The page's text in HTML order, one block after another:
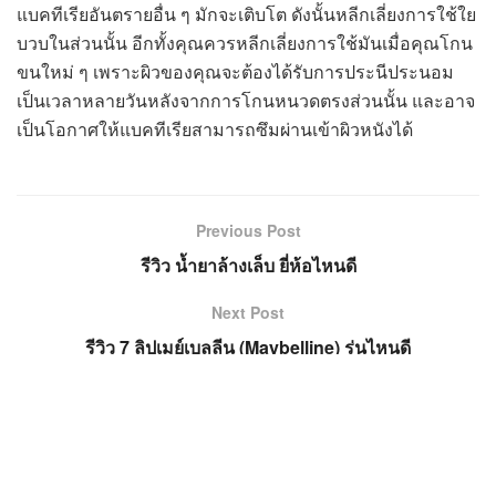
แบคทีเรียอันตรายอื่น ๆ มักจะเติบโต ดังนั้นหลีกเลี่ยงการใช้ใย
บวบในส่วนนั้น อีกทั้งคุณควรหลีกเลี่ยงการใช้มันเมื่อคุณโกน
ขนใหม่ ๆ เพราะผิวของคุณจะต้องได้รับการประนีประนอม
เป็นเวลาหลายวันหลังจากการโกนหนวดตรงส่วนนั้น และอาจ
เป็นโอกาศให้แบคทีเรียสามารถซึมผ่านเข้าผิวหนังได้
Previous Post
รีวิว น้ำยาล้างเล็บ ยี่ห้อไหนดี
Next Post
รีวิว 7 ลิปเมย์เบลลีน (Maybelline) รุ่นไหนดี